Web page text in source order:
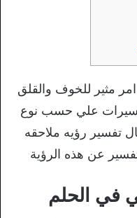
مثير للخوف والقلق
علي حسب نوع
تفسير رؤيه ملاحقه
عن هذه الرؤية
في الحلم